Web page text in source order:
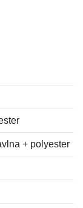
+ polyester